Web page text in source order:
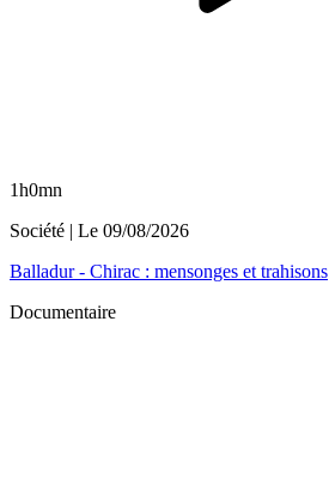
1h0mn
Société | Le 09/08/2026
Balladur - Chirac : mensonges et trahisons
Documentaire